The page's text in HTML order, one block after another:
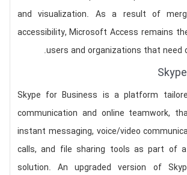
and visualization. As a result of
accessibility, Microsoft Access remains
users and organizations that need
Skype for Business is a platform
communication and online teamwork,
instant messaging, voice/video
calls, and file sharing tools as part of
solution. An upgraded version of